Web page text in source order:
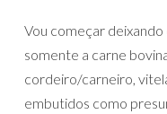
Vou começar
somente a carne
cordeiro/carneiro,
embutidos como